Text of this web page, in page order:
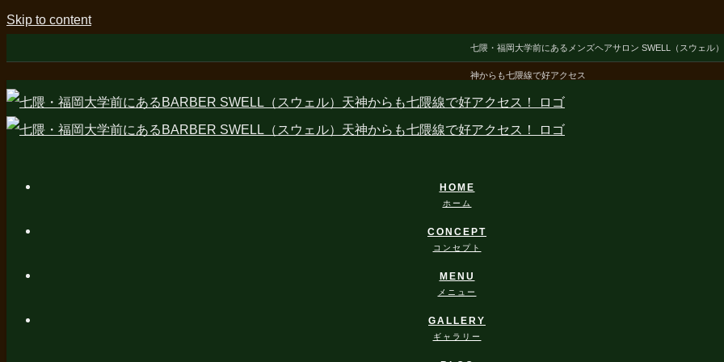
Skip to content
七隈・福岡大学前にあるメンズヘアサロン SWELL（スウェル
神からも七隈線で好アクセス
HOME
ホーム
CONCEPT
コンセプト
MENU
メニュー
GALLERY
ギャラリー